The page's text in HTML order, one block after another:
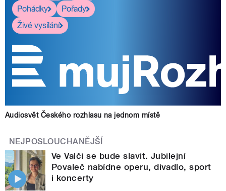
Pohádky
Pořady
Živé vysílání
Audiosvět Českého rozhlasu na jednom místě
NEJPOSLOUCHANĚJŠÍ
Ve Valči se bude slavit. Jubilejní
Povaleč nabídne operu, divadlo, sport
i koncerty